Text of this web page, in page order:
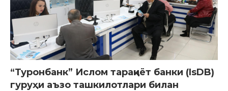
“Туронбанк” Ислом тараққиёт банки (IsDB)
гуруҳи аъзо ташкилотлари билан